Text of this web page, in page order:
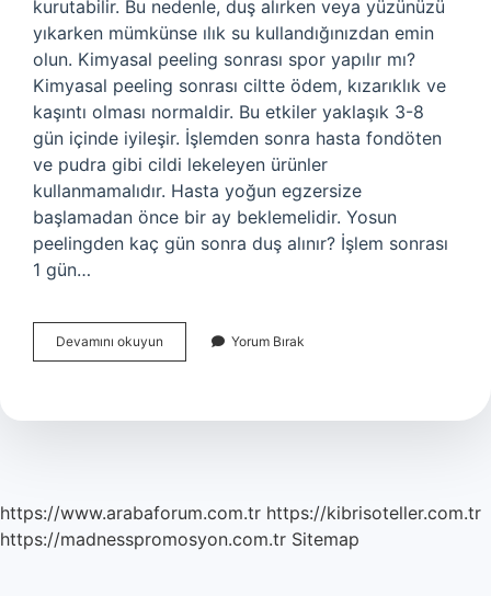
kurutabilir. Bu nedenle, duş alırken veya yüzünüzü
yıkarken mümkünse ılık su kullandığınızdan emin
olun. Kimyasal peeling sonrası spor yapılır mı?
Kimyasal peeling sonrası ciltte ödem, kızarıklık ve
kaşıntı olması normaldir. Bu etkiler yaklaşık 3-8
gün içinde iyileşir. İşlemden sonra hasta fondöten
ve pudra gibi cildi lekeleyen ürünler
kullanmamalıdır. Hasta yoğun egzersize
başlamadan önce bir ay beklemelidir. Yosun
peelingden kaç gün sonra duş alınır? İşlem sonrası
1 gün…
Devamını okuyun
Peeling
Yapılır
Yorum Bırak
https://www.arabaforum.com.tr https://kibrisoteller.com.tr
https://madnesspromosyon.com.tr Sitemap